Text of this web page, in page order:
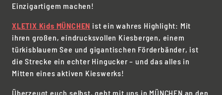
Einzigartigem machen!
XLETIX Kids MÜNCHEN ist ein wahres Highlight: Mit
ihren großen, eindrucksvollen Kiesbergen, einem
türkisblauem See und gigantischen Förderbänder, ist
die Strecke ein echter Hingucker – und das alles in
Mitten eines aktiven Kieswerks!
Überzeugt euch selbst, geht mit uns in MÜNCHEN an den